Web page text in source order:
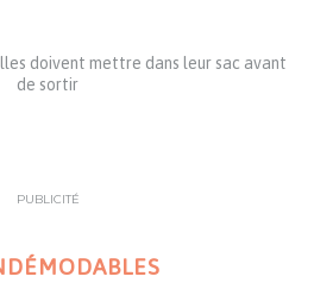
doivent mettre dans leur sac avant
de sortir
PUBLICITÉ